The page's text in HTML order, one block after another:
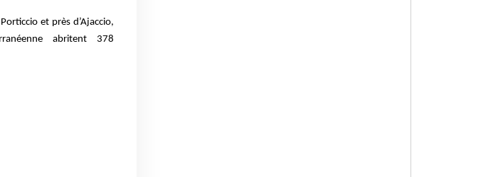
et près d’Ajaccio,
abritent 378